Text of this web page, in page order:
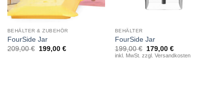
BEHÄLTER & ZUBEHÖR
FourSide Jar
209,00€ 199,00 €
BEHÄLTER
FourSide Jar
199,00€
Ursprünglicher
Preis
war:
179,00 €Aktueller
Preis
inkl. MwSt. zzgl. Versandkosten